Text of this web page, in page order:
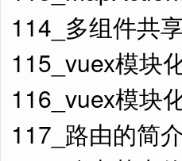
114_多组件共
115_vuex模块
116_vuex模块
117_路由的简